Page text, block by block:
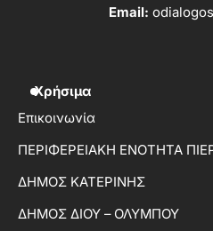
Email:
Χρήσιμα
Επικοινωνία
ΠΕΡΙΦΕΡΕΙΑΚΗ ΕΝΟΤΗΤΑ
ΔΗΜΟΣ ΚΑΤΕΡΙΝΗΣ
ΔΗΜΟΣ ΔΙΟΥ – ΟΛΥΜΠΟΥ